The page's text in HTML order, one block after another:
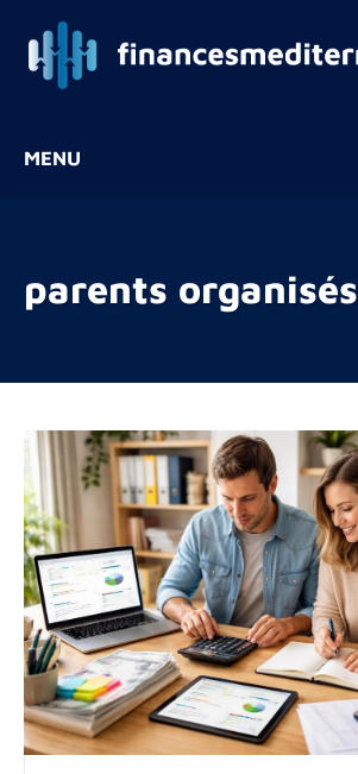
MENU
parents organisés